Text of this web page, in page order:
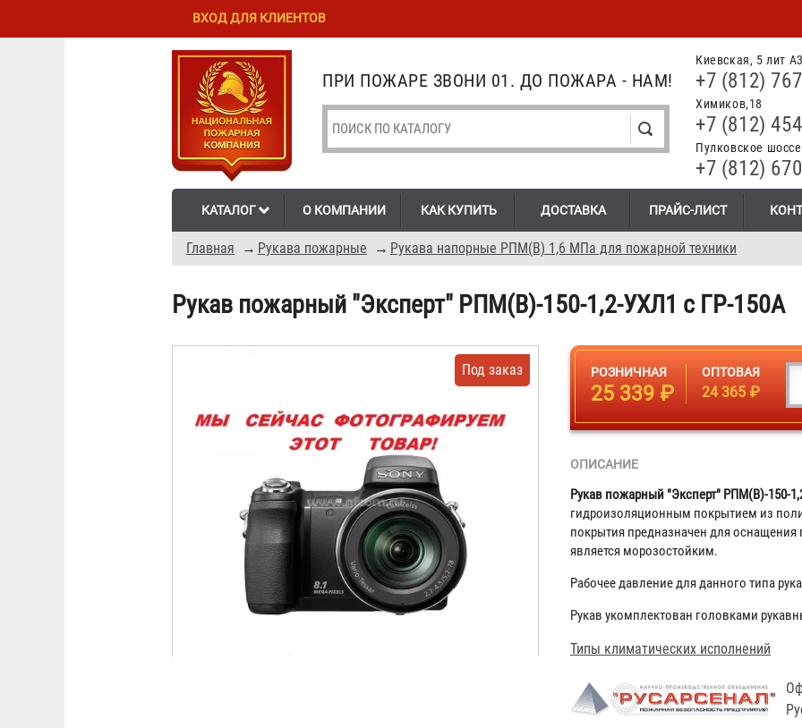
Перейти к
содержанию
Skip to
Киевская, 5 лит А3
+7 (812)
Химиков,18
+7 (812)
Пулковское
+7 (812)
ПРИ ПОЖАРЕ ЗВОНИ 01. ДО ПОЖАРА - НАМ!
КАТАЛОГ О КОМПАНИИ КАК КУПИТЬ ДОСТАВКА ПРАЙС-ЛИСТ
Главная → Рукава пожарные → Рукава напорные РПМ(В) 1,6 МПа для пожарной техники
ВХОД ДЛЯ КЛИЕНТОВ
Рукав пожарный "Эксперт" РПМ(В)-150-1,2-УХЛ1 с ГР-150А
Под заказ РОЗНИЧНАЯ
25 339 ₽
ОПТОВАЯ
24 365 ₽
ОПИСАНИЕ
Рукав пожарный "Эксперт" РПМ(В)-150-
гидроизоляционным покрытием из
покрытия предназначен для
является морозостойким.
Рабочее давление для данного типа
Рукав укомплектован головками
Типы климатических исполнений